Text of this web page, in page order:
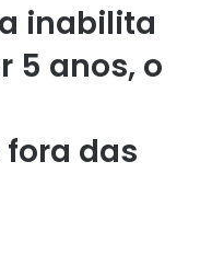
inabilita
5 anos, o
das